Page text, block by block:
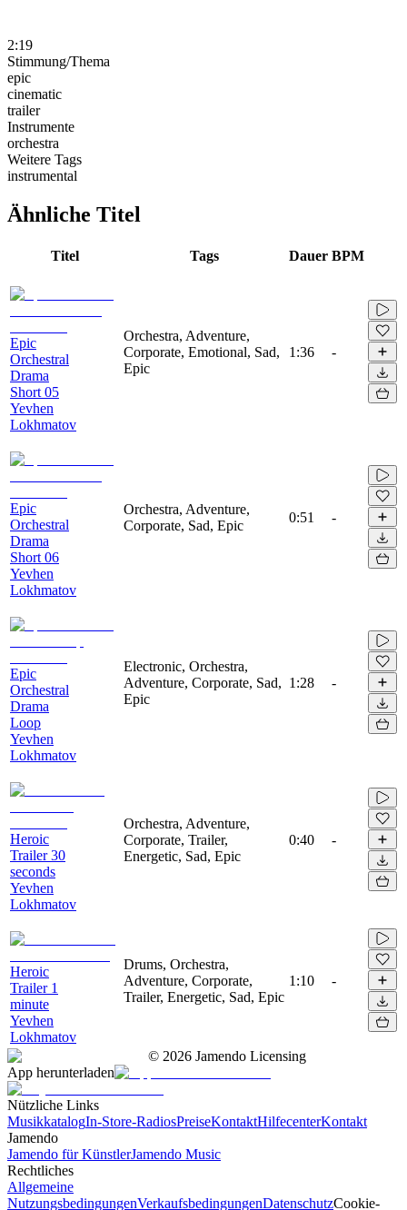
2:19
Stimmung/Thema
epic
cinematic
trailer
Instrumente
orchestra
Weitere Tags
instrumental
Ähnliche Titel
Titel Tags Dauer BPM
Epic
Orchestral
Drama
Short 05
Yevhen
Lokhmatov
Orchestra, Adventure,
Corporate, Emotional, Sad,
Epic
1:36 -
Epic
Orchestral
Drama
Short 06
Yevhen
Lokhmatov
Orchestra, Adventure,
Corporate, Sad, Epic
0:51 -
Epic
Orchestral
Drama
Loop
Yevhen
Lokhmatov
Electronic, Orchestra,
Adventure, Corporate, Sad,
Epic
1:28 -
Heroic
Trailer 30
seconds
Yevhen
Lokhmatov
Orchestra, Adventure,
Corporate, Trailer,
Energetic, Sad, Epic
0:40 -
Heroic
Trailer 1
minute
Yevhen
Lokhmatov
Drums, Orchestra,
Adventure, Corporate,
Trailer, Energetic, Sad, Epic
1:10 -
© 2026 Jamendo Licensing
App herunterladen
Nützliche Links
MusikkatalogIn-Store-RadiosPreiseKontaktHilfecenterKontakt
Jamendo
Jamendo für KünstlerJamendo Music
Rechtliches
Allgemeine
NutzungsbedingungenVerkaufsbedingungenDatenschutzCookie-